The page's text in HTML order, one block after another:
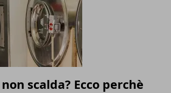
scalda? Ecco perchè